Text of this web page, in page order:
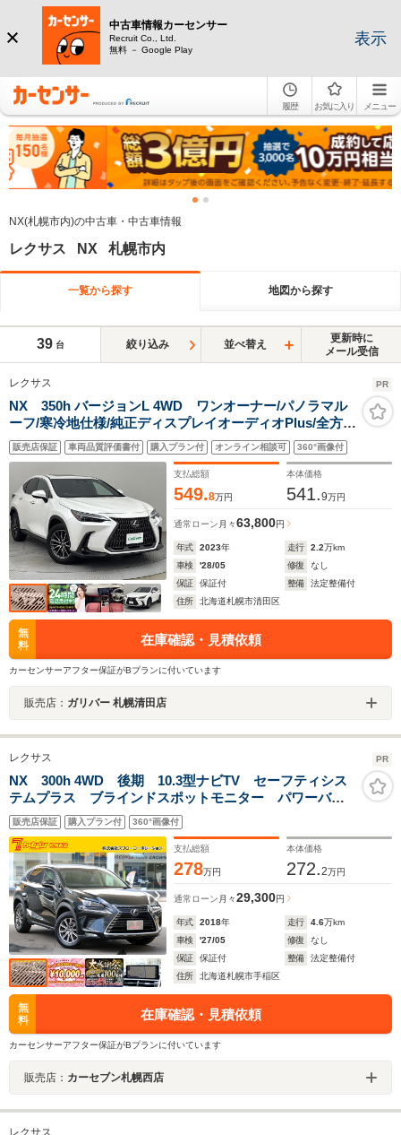
中古車情報カーセンサー
Recruit Co., Ltd.
無料 － Google Play
表示
履歴 お気に入り メニュー
NX(札幌市内)の中古車・中古車情報
レクサス NX 札幌市内
一覧から探す 地図から探す
39 台 絞り込み 並べ替え
更新時に
メール受信
レクサス PR
NX 350h バージョンL 4WD ワンオーナー/パノラマル
ーフ/寒冷地仕様/純正ディスプレイオーディオPlus/全方位
カメラ/純正ビルトインETC2.0/社外全方位ドラレコ/レク
サスセーフティセンス/前席パワーシート/全席シートヒー
販売店保証 車両品質評価書付 購入プラン付 オンライン相談可 360°画像付
支払総額
549.8万円
本体価格
541.9万円
通常ローン 月々63,800円
年式 2023年 走行 2.2万km
車検
'28/05 修復
なし
保証
保証付 整備
法定整備付
住所
北海道札幌市清田区
無
料
在庫確認・見積依頼
カーセンサーアフター保証がBプランに付いています
販売店： ガリバー 札幌清田店
レクサス PR
NX 300h 4WD 後期 10.3型ナビTV セーフティシス
テムプラス ブラインドスポットモニター パワーバッ
クドア レーダークルーズコントロール ステアリング
ヒーター パワーシート パドルシフト ステアリング
スイッチ
販売店保証 購入プラン付 360°画像付
支払総額
278万円
本体価格
272.2万円
通常ローン 月々29,300円
年式 2018年 走行 4.6万km
車検
'27/05 修復
なし
保証
保証付 整備
法定整備付
住所
北海道札幌市手稲区
無
料
在庫確認・見積依頼
カーセンサーアフター保証がBプランに付いています
販売店： カーセブン札幌西店
レクサス